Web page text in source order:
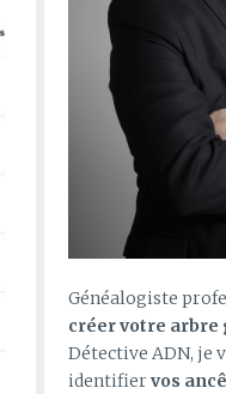
Généalogiste
créer votre arbre
Détective ADN, je
identifiervos